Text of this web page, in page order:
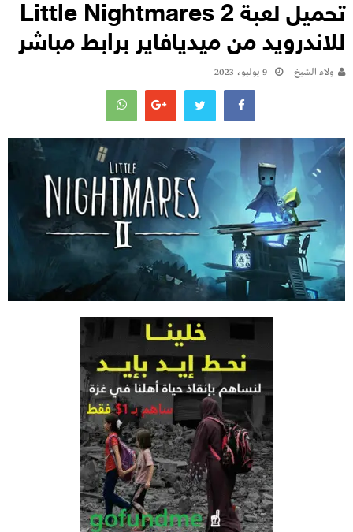
تحميل لعبة Little Nightmares 2
للاندرويد من ميديافاير برابط مباشر
ولاء الشيخ 9 يوليو، 2023